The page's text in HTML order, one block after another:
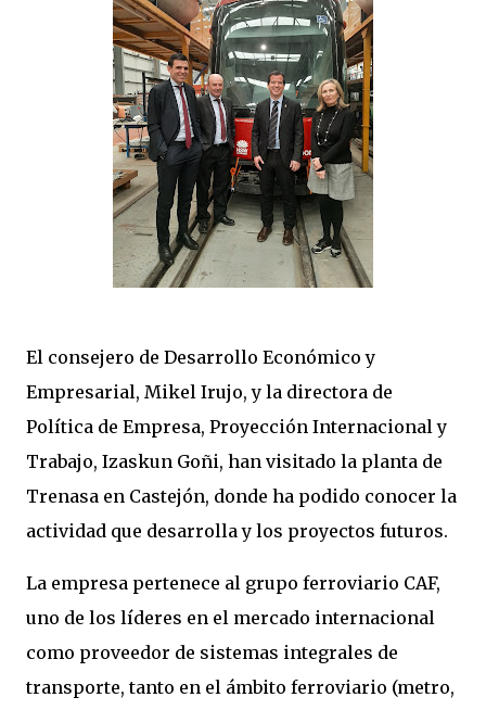
El consejero de Desarrollo Económico y
Empresarial, Mikel Irujo, y la directora de
Política de Empresa, Proyección Internacional y
Trabajo, Izaskun Goñi, han visitado la planta de
Trenasa en Castejón, donde ha podido conocer la
actividad que desarrolla y los proyectos futuros.
La empresa pertenece al grupo ferroviario CAF,
uno de los líderes en el mercado internacional
como proveedor de sistemas integrales de
transporte, tanto en el ámbito ferroviario (metro,